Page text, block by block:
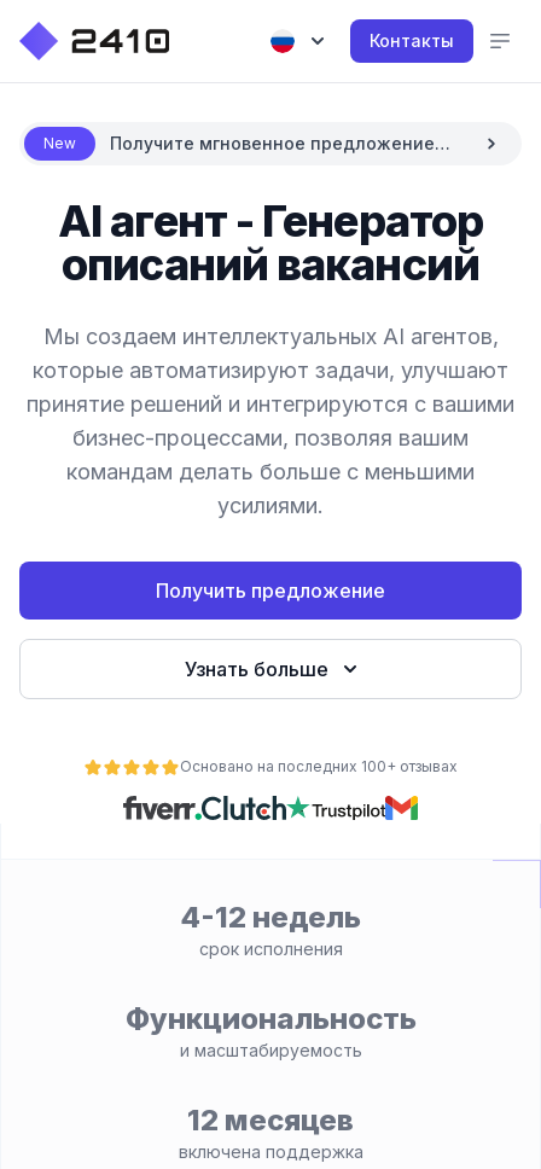
Контакты
New
Получите мгновенное предложение
AI агент - Генератор
описаний вакансий
Мы создаем интеллектуальных AI агентов,
которые автоматизируют задачи, улучшают
принятие решений и интегрируются с вашими
бизнес-процессами, позволяя вашим
командам делать больше с меньшими
усилиями.
Получить предложение
Узнать больше
Основано на последних 100+ отзывах
4-12 недель
срок исполнения
Функциональность
и масштабируемость
12 месяцев
включена поддержка